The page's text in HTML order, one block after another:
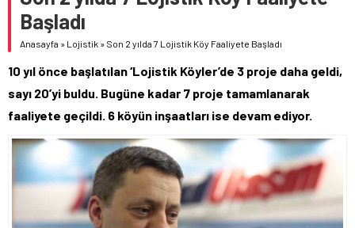
Büyütüyor
Başladı
Anasayfa » Lojistik » Son 2 yılda 7 Lojistik Köy Faaliyete Başladı
10 yıl önce başlatılan ‘Lojistik Köyler’de 3 proje daha geldi,
sayı 20’yi buldu. Bugüne kadar 7 proje tamamlanarak
faaliyete geçildi. 6 köyün inşaatları ise devam ediyor.